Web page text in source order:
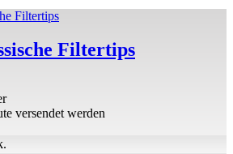
Filtertips
versendet werden